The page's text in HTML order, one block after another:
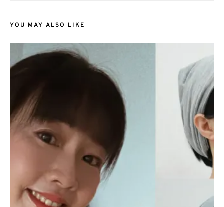
YOU MAY ALSO LIKE